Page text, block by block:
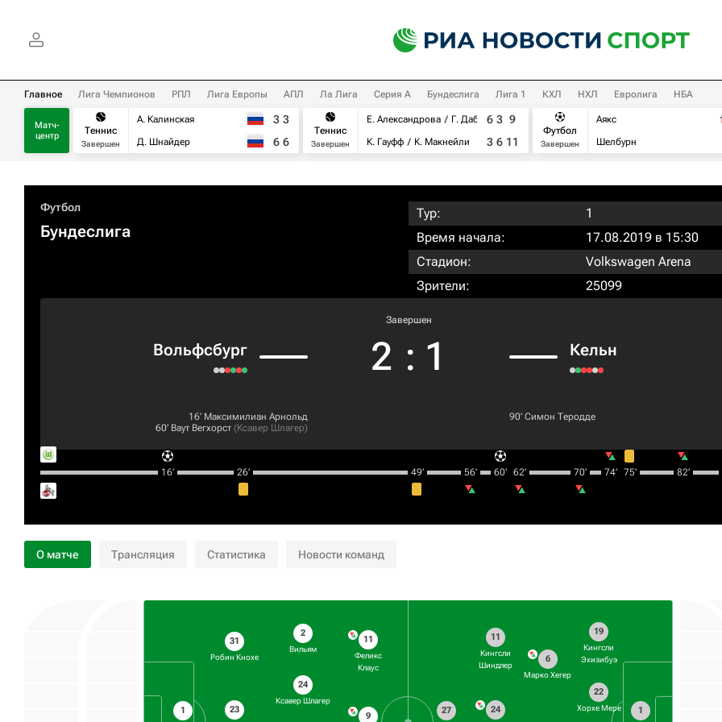
Главное Лига Чемпионов РПЛ Лига Европы АПЛ Ла Лига Серия А Бундеслига Лига 1 КХЛ НХЛ Евролига НБА
Матч-
центр
Теннис
Завершен
А. Калинская
Д. Шнайдер
3 3
6 6
Теннис
Завершен
Е. Александрова
Г. Дабровски
К. Гауфф
К. Макнейли
6 3 9
3 6 11
Футбол
Завершен
Аякс
Шелбурн
Футбол
Бундеслига
Тур:
1
Время начала:
17.08.2019 в 15:30
Стадион:
Volkswagen Arena
Зрители:
25099
Вольфсбург
Завершен
2 : 1 Кельн
16‎’‎ Максимилиан Арнольд
60‎’‎ Ваут Вегхорст (Ксавер Шлагер)
90‎’‎ Симон Теродде
16‎’‎ 26‎’‎ 49‎’‎ 56‎’‎ 60‎’‎ 62‎’‎ 70‎’‎ 74‎’‎ 75‎’‎ 82‎’‎
О матче Трансляция Статистика Новости команд
1
31
Робин Кнохе
23
2
Вильям
24
Ксавер Шлагер
11
Феликс
Клаус
9
1
19
Кингсли
Эхизибуэ
22
Хорхе Мере
6
Марко Хегер
11
Кингсли
Шиндлер
24
27